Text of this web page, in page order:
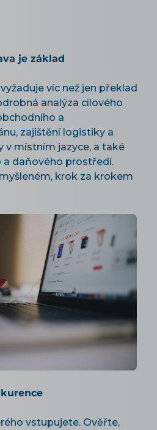
je základ
víc než jen překlad
analýza cílového
a
zajištění logistiky a
v místním jazyce, a také
a daňového prostředí.
krok za krokem
vstupujete. Ověřte,